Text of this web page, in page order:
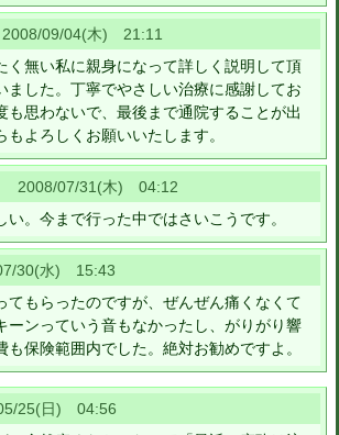
09/04(木) 21:11
く無い私に親身になって詳しく説明して頂
ました。丁寧でやさしい治療に感謝してお
も思わないで、最後まで通院することが出
よろしくお願いいたします。
2008/07/31(木) 04:12
い。今まで行った中ではさいこうです。
30(水) 15:43
てもらったのですが、ぜんぜん痛くなくて
ンっていう音もなかったし、がりがり響
も保険範囲内でした。絶対お勧めですよ。
25(日) 04:56